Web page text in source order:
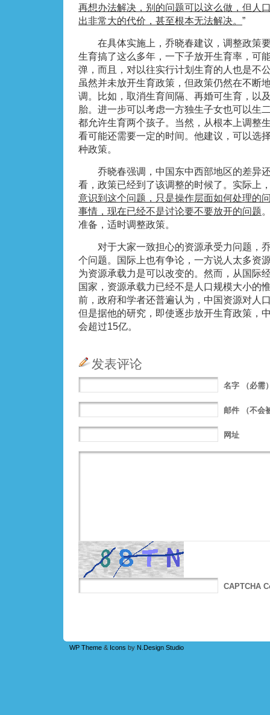
再想办法解决，别的问题可以这么做，但人
出非常大的代价，甚至根本无法解决。 ”
在具体实施上，乔晓春建议，调整政策
生育搞了这么多年，一下子放开生育率，可
弹，而且，对以往实行计划生育的人也是不
虽然并未放开生育政策，但政策仍然在不断
调。比如，取消生育间隔、再婚可生育，以
胎。进一步可以考虑一方独生子女也可以生
都允许生育两个孩子。当然，从根本上调整
看可能还需要一定的时间。他建议，可以选
种政策。
乔晓春强调，中国东中西部地区的差异
看，政策已经到了该调整的时候了。实际上
意识到这个问题，只是操作层面如何处理的
事情，现在已经不是讨论要不要放开的问题
准备，适时调整政策。
对于大家一致担心的资源承受力问题，
个问题。国际上也有争论，一方说人太多资
为资源承载力是可以改变的。然而，从国际
国家，资源承载力已经不是人口规模大小的
前，政府和学者还普遍认为，中国资源对人
但是据他的研究，即使逐步放开生育政策，
会超过15亿。
发表评论
名字 （必需
邮件 （不会
网址
CAPTCHA
WP Theme & Icons by N.Design Studio